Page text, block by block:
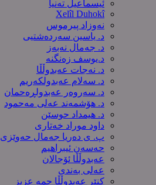
ئیسماعیل تەنیا
Xelîl Duhokî
نەوزاد پیرموس
د. یاسین سەردەشتیی
د. جەمال نەبەز
د.یوسف زه‌نگنه‌
د. نەجات عەبدوڵڵا
د. سەلام عەبدولكەریم
د. سەروەر عەبدولڕەحمان
د. هۆشمەند عەلی مەحمود
د. هیمداد حوسێن
داود موراد خەتاری
پ. ی دەریا جەمال حەوێزی
حەسەن ئیبراهیم
عەبدوڵڵا ئۆجالان
عەلی بەندی
کنێر عەبدوڵڵا حمە عزیز